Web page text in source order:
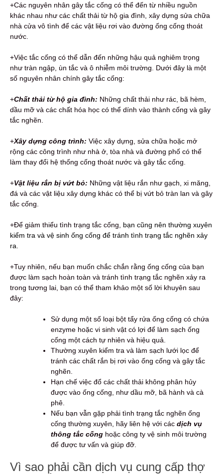
+Các nguyên nhân gây tắc cống có thể đến từ nhiều nguồn
khác nhau như các chất thải từ hộ gia đình, xây dựng sửa chữa
nhà cửa vô tình để các vật liệu rơi vào đường ống cống thoát
nước.
+Việc tắc cống có thể dẫn đến những hậu quả nghiêm trọng
như tràn ngập, ùn tắc và ô nhiễm môi trường. Dưới đây là một
số nguyên nhân chính gây tắc cống:
+Chất thải từ hộ gia đình: Những chất thải như rác, bã hèm,
dầu mỡ và các chất hóa học có thể dính vào thành cống và gây
tắc nghẽn.
+Xây dựng công trình: Việc xây dựng, sửa chữa hoặc mở
rộng các công trình như nhà ở, tòa nhà và đường phố có thể
làm thay đổi hệ thống cống thoát nước và gây tắc cống.
+Vật liệu rắn bị vứt bỏ: Những vật liệu rắn như gạch, xi măng,
đá và các vật liệu xây dựng khác có thể bị vứt bỏ tràn lan và gây
tắc cống.
+Để giảm thiểu tình trạng tắc cống, bạn cũng nên thường xuyên
kiểm tra và vệ sinh ống cống để tránh tình trạng tắc nghẽn xảy
ra.
+Tuy nhiên, nếu bạn muốn chắc chắn rằng ống cống của bạn
được làm sạch hoàn toàn và tránh tình trạng tắc nghẽn xảy ra
trong tương lai, bạn có thể tham khảo một số lời khuyên sau
đây:
Sử dụng một số loại bột tẩy rửa ống cống có chứa
enzyme hoặc vi sinh vật có lợi để làm sạch ống
cống một cách tự nhiên và hiệu quả.
Thường xuyên kiểm tra và làm sạch lưới lọc để
tránh các chất rắn bị rơi vào ống cống và gây tắc
nghẽn.
Hạn chế việc đổ các chất thải không phân hủy
được vào ống cống, như dầu mỡ, bã hành và cà
phê.
Nếu bạn vẫn gặp phải tình trạng tắc nghẽn ống
cống thường xuyên, hãy liên hệ với các dịch vụ
thông tắc cống hoặc công ty vệ sinh môi trường
để được tư vấn và giúp đỡ.
Vì sao phải cần dịch vụ cung cấp thợ